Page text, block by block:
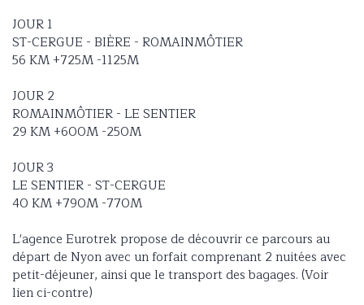
JOUR 1
ST-CERGUE - BIÈRE - ROMAINMÔTIER
56 KM +725M -1125M
JOUR 2
ROMAINMÔTIER - LE SENTIER
29 KM +600M -250M
JOUR 3
LE SENTIER - ST-CERGUE
40 KM +790M -770M
L'agence Eurotrek propose de découvrir ce parcours au
départ de Nyon avec un forfait comprenant 2 nuitées avec
petit-déjeuner, ainsi que le transport des bagages. (Voir
lien ci-contre)